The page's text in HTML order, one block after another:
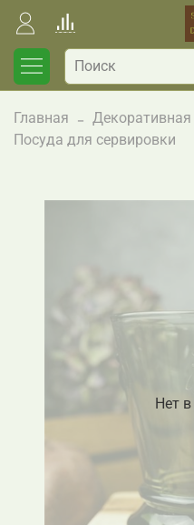
Главная
Декоративная
Посуда для сервировки
Нет